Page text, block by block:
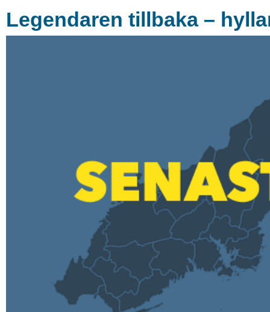
Legendaren tillbaka –